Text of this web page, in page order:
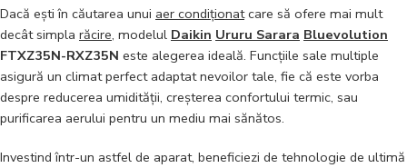
Dacă ești în căutarea unui aer condiționatcare să ofere mai mult
decât simpla răcire, modelul Daikin Ururu Sarara Bluevolution
FTXZ35N-RXZ35N este alegerea ideală. Funcțiile sale multiple
asigură un climat perfect adaptat nevoilor tale, fie că este vorba
despre reducerea umidității, creșterea confortului termic, sau
purificarea aerului pentru un mediu mai sănătos.
Investind într-un astfel de aparat, beneficiezi de tehnologie de ultimă